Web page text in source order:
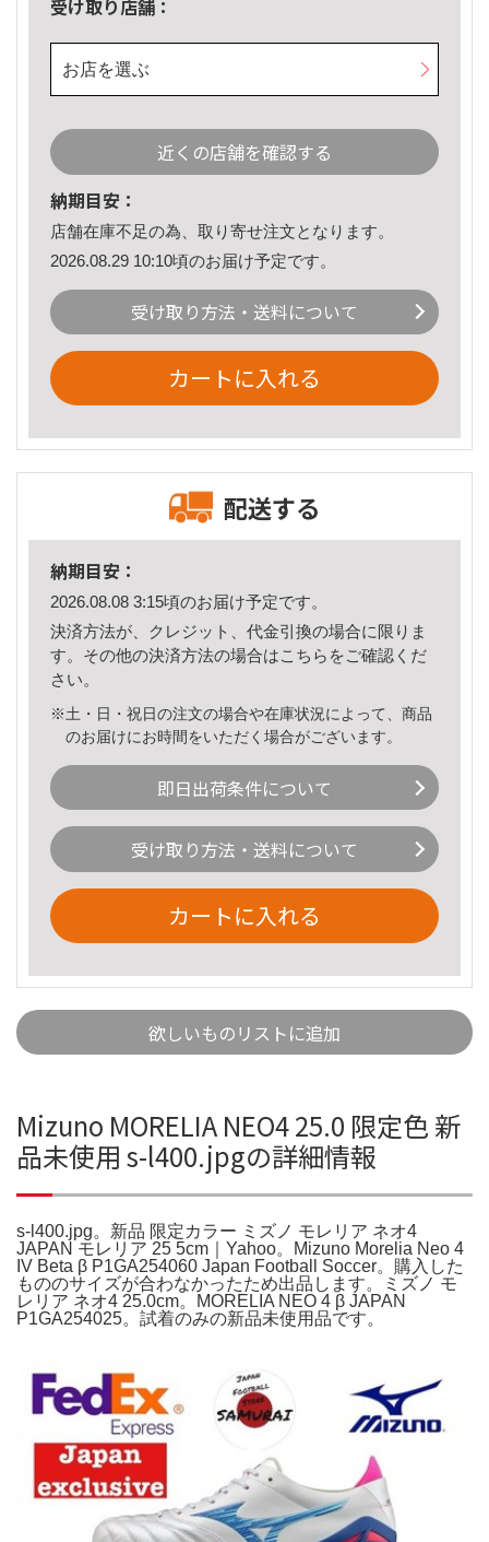
受け取り店舗：
お店を選ぶ
近くの店舗を確認する
納期目安：
店舗在庫不足の為、取り寄せ注文となります。
2026.08.29 10:10頃のお届け予定です。
受け取り方法・送料について
カートに入れる
配送する
納期目安：
2026.08.08 3:15頃のお届け予定です。
決済方法が、クレジット、代金引換の場合に限りま
す。その他の決済方法の場合はこちら をご確認くだ
さい。
※土・日・祝日の注文の場合や在庫状況によって、商品
のお届けにお時間をいただく場合がございます。
即日出荷条件について
受け取り方法・送料について
カートに入れる
欲しいものリストに追加
Mizuno MORELIA NEO4 25.0 限定色 新
品未使用 s-l400.jpgの詳細情報
s-l400.jpg。新品 限定カラー ミズノ モレリア ネオ4
JAPAN モレリア 25 5cm｜Yahoo。Mizuno Morelia Neo 4
IV Beta β P1GA254060 Japan Football Soccer。購入した
もののサイズが合わなかったため出品します。ミズノ モ
レリア ネオ4 25.0cm。MORELIA NEO 4 β JAPAN
P1GA254025。試着のみの新品未使用品です。